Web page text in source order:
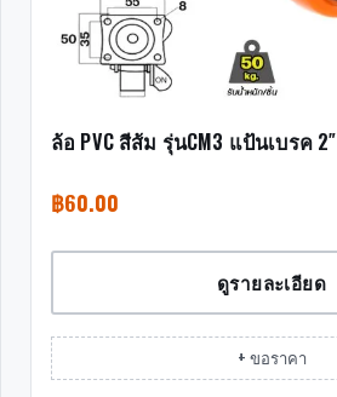
ล้อ PVC สีส้ม รุ่นCM3 แป้นเบรค 2″
฿60.00
ดูรายละเอียด
+ ขอราคา